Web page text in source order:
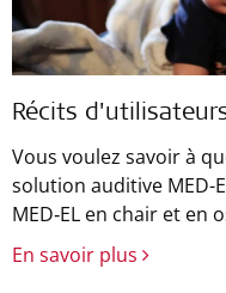
Récits
Vous voulez savoir à
solution auditive MED-
MED‑EL en chair et en
En savoir plus